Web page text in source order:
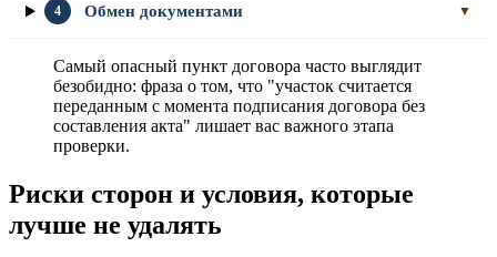
4 Обмен документами ▼
Самый опасный пункт договора часто выглядит
безобидно: фраза о том, что "участок считается
переданным с момента подписания договора без
составления акта" лишает вас важного этапа
проверки.
Риски сторон и условия, которые
лучше не удалять